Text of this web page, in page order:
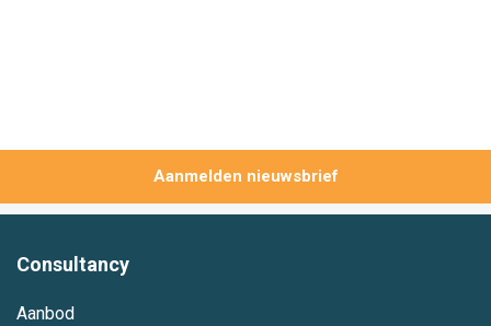
Aanmelden
Consultancy
Aanbod